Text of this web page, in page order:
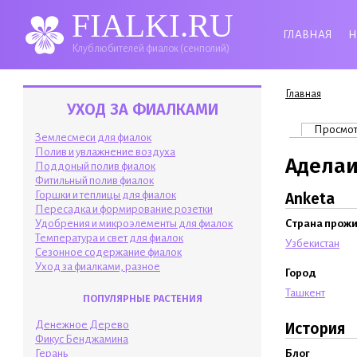
FIALKI.RU
Клуб любителей фиалок (сенполий)
ГЛАВНАЯ
УХОД ЗА ФИАЛКАМИ
Землесмеси для фиалок
Полив и увлажнение воздуха
Поддоный полив фиалок
Фитильный полив фиалок
Горшки и теплицы для фиалок
Пересадка и формирование розетки
Удобрения и микроэлементы для фиалок
Температура и свет для фиалок
Сезонное содержание фиалок
Уход за фиалками, разное
ПОПУЛЯРНЫЕ РАСТЕНИЯ
Денежное Дерево
Фикус Бенджамина
Герань
Вы здесь
Главная
Главные
Anketa
Страна
Узбекистан
Город
Ташкент
История
Блог